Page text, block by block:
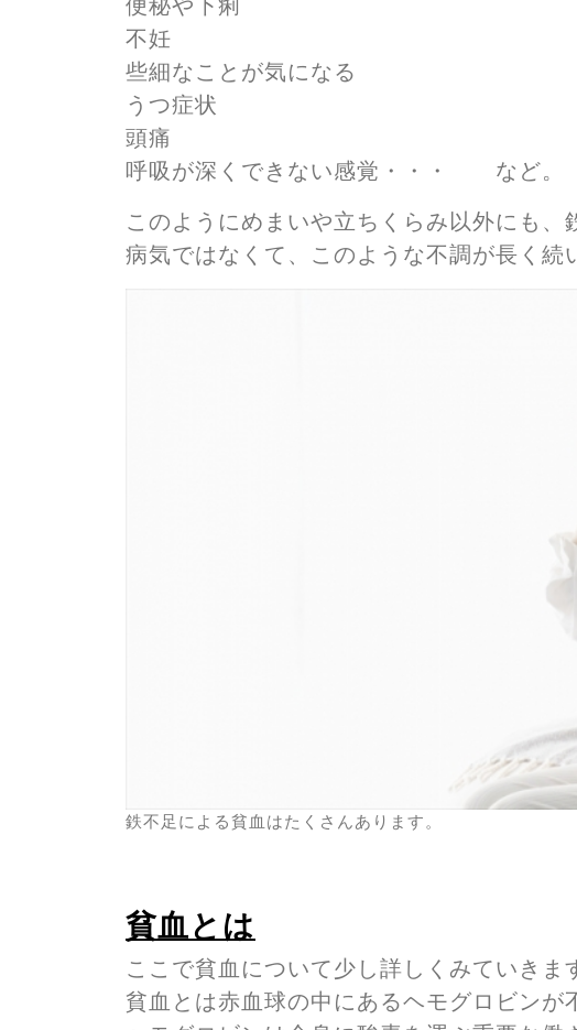
便秘や下痢
不妊
些細なことが気になる
うつ症状
頭痛
呼吸が深くできない感覚・・・ など。
このようにめまいや立ちくらみ以外にも、
病気ではなくて、このような不調が長く続
鉄不足による貧血はたくさんあります。
貧血とは
ここで貧血について少し詳しくみていきま
貧血とは赤血球の中にあるヘモグロビンが